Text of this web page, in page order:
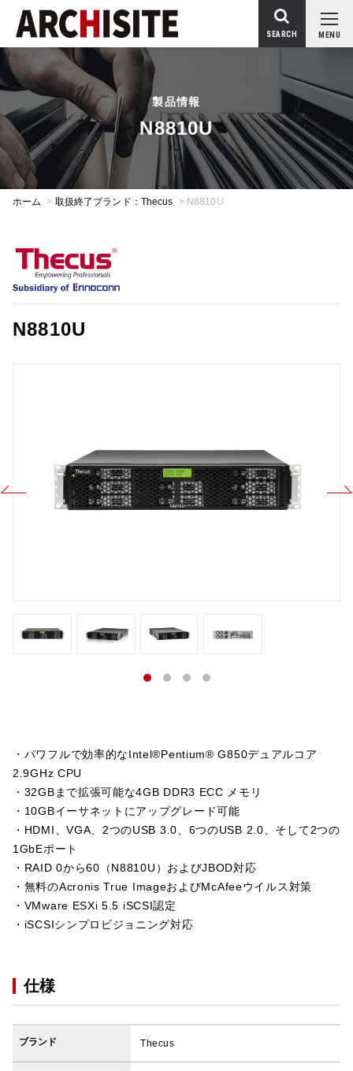
MENU
SEARCH
製品情報
N8810U
ホーム > 取扱終了ブランド：Thecus > N8810U
N8810U
・パワフルで効率的なIntel®Pentium® G850デュアルコア
2.9GHz CPU
・32GBまで拡張可能な4GB DDR3 ECC メモリ
・10GBイーサネットにアップグレード可能
・HDMI、VGA、2つのUSB 3.0、6つのUSB 2.0、そして2つの
1GbEポート
・RAID 0から60（N8810U）およびJBOD対応
・無料のAcronis True ImageおよびMcAfeeウイルス対策
・VMware ESXi 5.5 iSCSI認定
・iSCSIシンプロビジョニング対応
仕様
ブランド Thecus